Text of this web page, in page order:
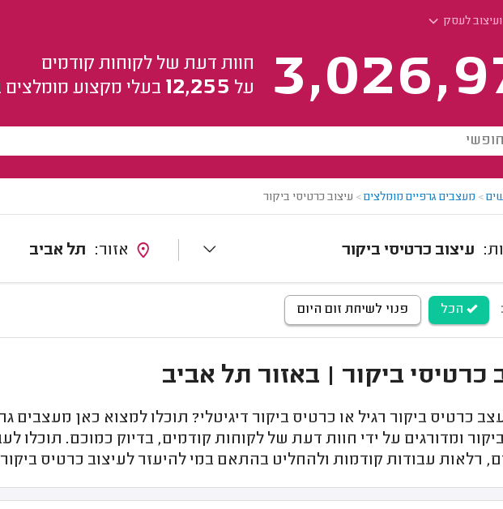
לעסק
חוות דעת של לקוחות קודמים
על 12,255 בעלי מקצוע מומלצים
> מעצבים גרפיים מומלצים> עיצוב כרטיסי ביקור
עיצוב כרטיסי ביקור תל אביב
הכל פנוי לשיחת זום היום
כרטיסי ביקור | באזור תל אביב
כרטיס ביקור רגיל או כרטיס ביקור דיגיטלי? תוכלו למצוא כאן מעצבים
ומדורגים על ידי חוות דעת של לקוחות קודמים, בדיוק כמוכם. תוכלו
רלאות עבודות קודמות ולהחליט בהתאם במי להיעזר לעיצוב כרטיס